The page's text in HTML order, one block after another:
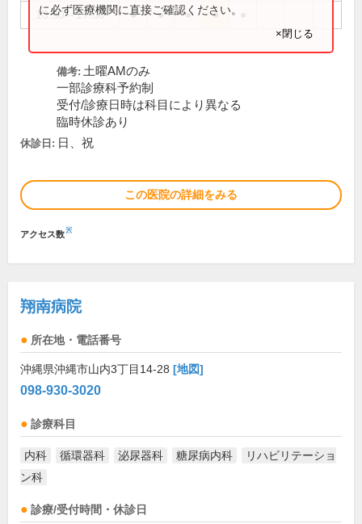
13:30～17:00 ● ● ● ●
に必ず医療機関に直接ご確認ください。
×閉じる
備考: 土曜AMのみ
一部診療科予約制
受付/診療日時は科目により異なる
臨時休診あり
休診日: 日、祝
この医院の詳細をみる
アクセス数※
翔南病院
所在地・電話番号
沖縄県沖縄市山内3丁目14-28 [地図]
098-930-3020
診療科目
内科 循環器科 泌尿器科 糖尿病内科
リハビリテーショ
ン科
診療/受付時間・休診日